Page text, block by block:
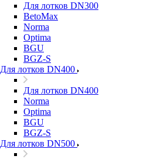
Для лотков DN300
BetoMax
Norma
Optima
BGU
BGZ-S
Для лотков DN400
Для лотков DN400
Norma
Optima
BGU
BGZ-S
Для лотков DN500